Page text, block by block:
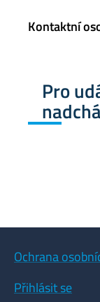
Kontaktní
Pro
Ochrana
Přihlásit se